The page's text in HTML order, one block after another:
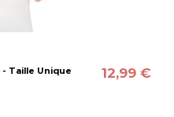
Taille Unique
12,99 €